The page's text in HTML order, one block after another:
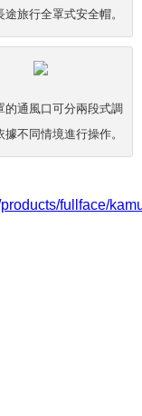
旅行全罩式安全帽。
的通風口可分兩段式調
據不同情境進行操作。
fullface/